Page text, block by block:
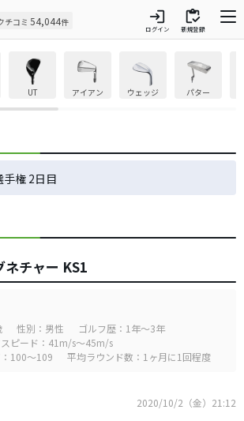
チコミ 54,044件 login
ログイン
inventory
新規登録
UT アイアン ウェッジ パター
手権 2日目
ネチャー KS1
性別：男性
ゴルフ歴：1年～3年
ピード：41m/s～45m/s
100～109
平均ラウンド数：1ヶ月に1回程度
2020/10/2（金）21:12